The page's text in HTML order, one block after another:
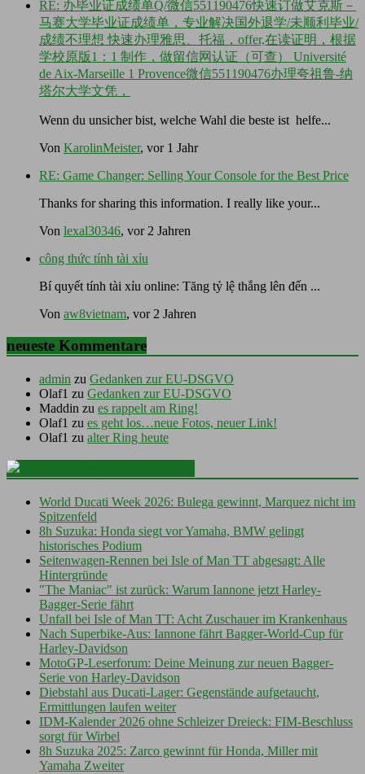
RE: 办毕业证成绩单Q/微信551190476快速订做艾克斯－
马赛大学毕业证成绩单，专业解决国外退学/未顺利毕业/
成绩不理想 快速办理雅思、托福，offer,在读证明，根据
学校原版1：1 制作，做留信网认证（可查） Université
de Aix-Marseille 1 Provence微信551190476办理夸祖鲁-纳
塔尔大学文凭，
Wenn du unsicher bist, welche Wahl die beste ist helfe...
Von KarolinMeister, vor 1 Jahr
RE: Game Changer: Selling Your Console for the Best Price
Thanks for sharing this information. I really like your...
Von lexal30346, vor 2 Jahren
công thức tính tài xỉu
Bí quyết tính tài xỉu online: Tăng tỷ lệ thắng lên đến ...
Von aw8vietnam, vor 2 Jahren
neueste Kommentare
admin zu Gedanken zur EU-DSGVO
Olaf1 zu Gedanken zur EU-DSGVO
Maddin zu es rappelt am Ring!
Olaf1 zu es geht los…neue Fotos, neuer Link!
Olaf1 zu alter Ring heute
World Ducati Week 2026: Bulega gewinnt, Marquez nicht im
Spitzenfeld
8h Suzuka: Honda siegt vor Yamaha, BMW gelingt
historisches Podium
Seitenwagen-Rennen bei Isle of Man TT abgesagt: Alle
Hintergründe
"The Maniac" ist zurück: Warum Iannone jetzt Harley-
Bagger-Serie fährt
Unfall bei Isle of Man TT: Acht Zuschauer im Krankenhaus
Nach Superbike-Aus: Iannone fährt Bagger-World-Cup für
Harley-Davidson
MotoGP-Leserforum: Deine Meinung zur neuen Bagger-
Serie von Harley-Davidson
Diebstahl aus Ducati-Lager: Gegenstände aufgetaucht,
Ermittlungen laufen weiter
IDM-Kalender 2026 ohne Schleizer Dreieck: FIM-Beschluss
sorgt für Wirbel
8h Suzuka 2025: Zarco gewinnt für Honda, Miller mit
Yamaha Zweiter